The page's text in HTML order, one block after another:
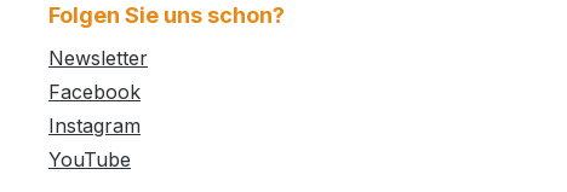
Folgen Sie uns schon?
Newsletter
Facebook
Instagram
YouTube